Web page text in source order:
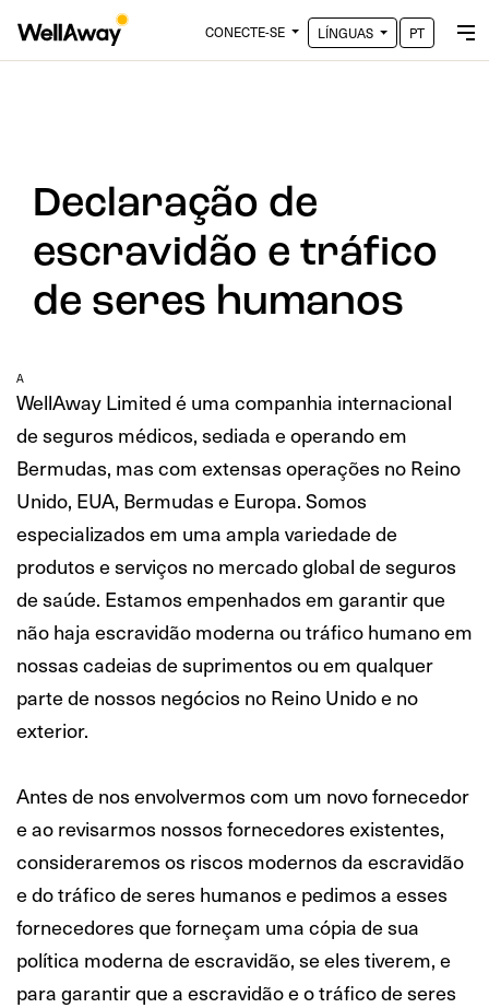
CONECTE-SE LÍNGUAS PT
Declaração de
escravidão e tráfico
de seres humanos
A
WellAway Limited é uma companhia internacional
de seguros médicos, sediada e operando em
Bermudas, mas com extensas operações no Reino
Unido, EUA, Bermudas e Europa. Somos
especializados em uma ampla variedade de
produtos e serviços no mercado global de seguros
de saúde. Estamos empenhados em garantir que
não haja escravidão moderna ou tráfico humano em
nossas cadeias de suprimentos ou em qualquer
parte de nossos negócios no Reino Unido e no
exterior.
Antes de nos envolvermos com um novo fornecedor
e ao revisarmos nossos fornecedores existentes,
consideraremos os riscos modernos da escravidão
e do tráfico de seres humanos e pedimos a esses
fornecedores que forneçam uma cópia de sua
política moderna de escravidão, se eles tiverem, e
para garantir que a escravidão e o tráfico de seres